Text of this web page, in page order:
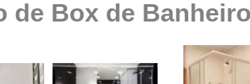
Espelhos em
Espelhos para
ambientes
de Box de